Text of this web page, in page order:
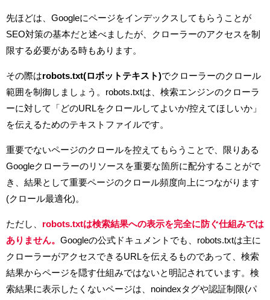
先ほどは、Googleにページをインデックスしてもらうことが
SEO対策の基本だと述べましたが、クローラーのアクセスを制
限する必要がある時もあります。
その際はrobots.txt(ロボットテキスト)でクローラーのクロール
範囲を制御しましょう。robots.txtは、検索エンジンのクローラ
ーに対して「どのURLをクロールしてよいか/控えてほしいか」
を伝えるためのテキストファイルです。
重要でないページのクロールを控えてもらうことで、限りある
Googleクローラーのリソースを重要な箇所に配分することがで
き、結果として重要ページのクロール頻度向上につながります
(クロール最適化)。
ただし、 robots.txtは検索結果への表示を完全に防ぐ仕組みでは
ありません。 Googleの公式ドキュメントでも、robots.txtは主に
クローラーがアクセスできるURLを伝えるものであって、検索
結果からページを隠す仕組みではないと明記されています。検
索結果に表示したくないページは、noindexタグや認証制限(パ